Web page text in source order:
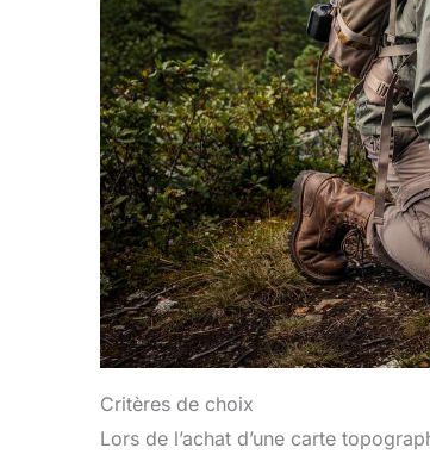
Critères de choix
Lors de l’achat d’une carte